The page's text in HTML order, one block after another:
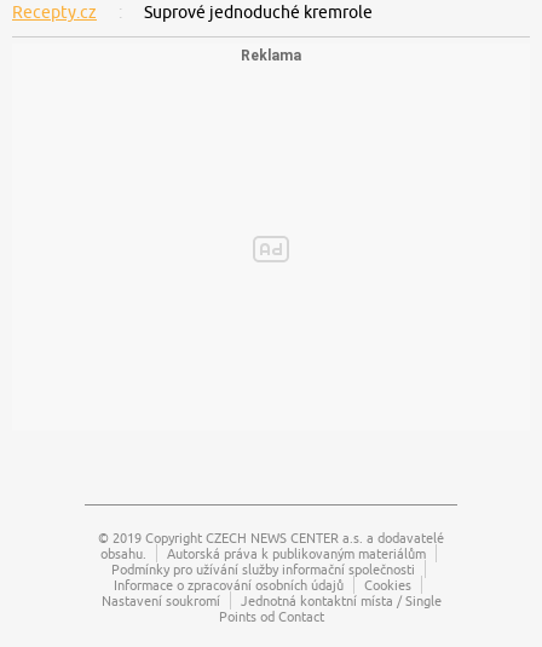
Recepty.cz Suprové jednoduché kremrole
© 2019 Copyright CZECH NEWS CENTER a.s. a dodavatelé
obsahu.
Autorská práva k publikovaným materiálům
Podmínky pro užívání služby informační společnosti
Informace o zpracování osobních údajů
Cookies
Nastavení soukromí
Jednotná kontaktní místa / Single
Points od Contact